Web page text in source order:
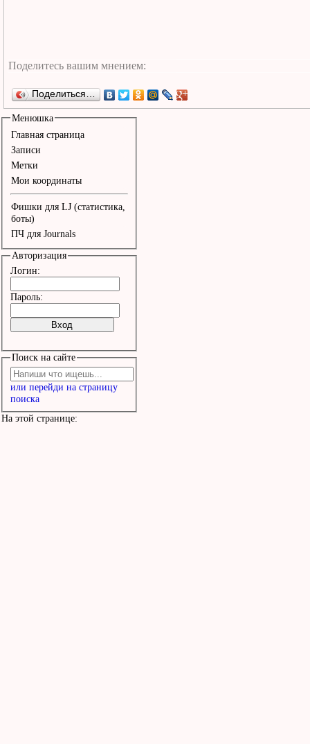
Поделиться…
Менюшка
Главная страница
Записи
Метки
Мои координаты
Фишки для LJ (статистика,
боты)
ПЧ для Journals
Авторизация
Логин:
Пароль:
Поиск на сайте
или перейди на страницу
поиска
На этой странице: